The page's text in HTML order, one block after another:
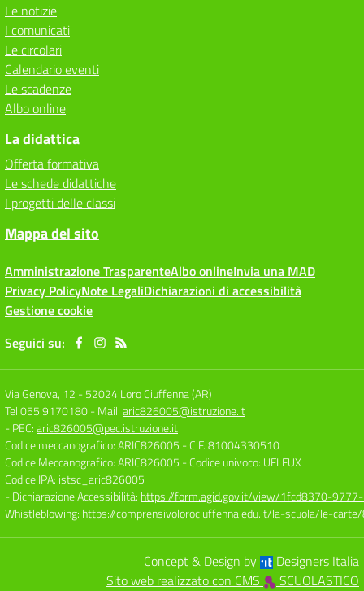
Le notizie
I comunicati
Le circolari
Calendario eventi
Le scadenze
Albo online
La didattica
Offerta formativa
Le schede didattiche
I progetti delle classi
Mappa del sito
Amministrazione TrasparenteAlbo onlineInvia una MAD
Privacy PolicyNote LegaliDichiarazioni di accessibilità
Gestione cookie
Seguici su:
Via Genova, 12 -52024 Loro Ciuffenna (AR)
Tel 055 9170180- Mail:aric826005@istruzione.it
- PEC:aric826005@pec.istruzione.it
Codice meccanografico: ARIC826005 - C.F. 81004330510
Codice Meccanografico: ARIC826005 - Codice univoco: UFLFUX
Codice IPA: istsc_aric826005
- Dichiarazione Accessibilità: https://form.agid.gov.it/view/1fcd8370-
Whistleblowing: https://comprensivolorociuffenna.edu.it/la-scuola/le-
Concept & Design by
Designers Italia
Sito web realizzato con CMS
SCUOLASTICO